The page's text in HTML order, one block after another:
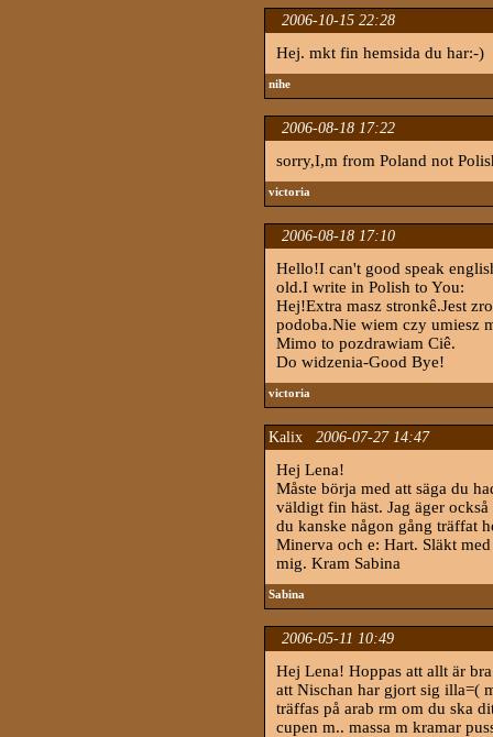
2006-10-15 22:28
Hej. mkt fin hemsida du har:-)
nihe
2006-08-18 17:22
sorry,I,m from Poland not
victoria
2006-08-18 17:10
Hello!I can't good speak
old.I write in Polish to You:
Hej!Extra masz stronkê.Jest
podoba.Nie wiem czy umiesz
Mimo to pozdrawiam Ciê.
Do widzenia-Good Bye!
victoria
Kalix 2006-07-27 14:47
Hej Lena!
Måste börja med att säga du
väldigt fin häst. Jag äger
du kanske någon gång träffat
Minerva och e: Hart. Släkt
mig. Kram Sabina
Sabina
2006-05-11 10:49
Hej Lena! Hoppas att allt är
att Nischan har gjort sig illa=(
träffas på arab rm om du ska
cupen m.. massa m kramar